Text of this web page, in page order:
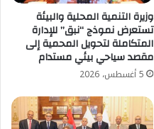
وزيرة التنمية المحلية والبيئة
تستعرض نموذج “نبق” للإدارة
المتكاملة لتحويل المحمية إلى
مقصد سياحي بيئي مستدام
5 أغسطس، 2026